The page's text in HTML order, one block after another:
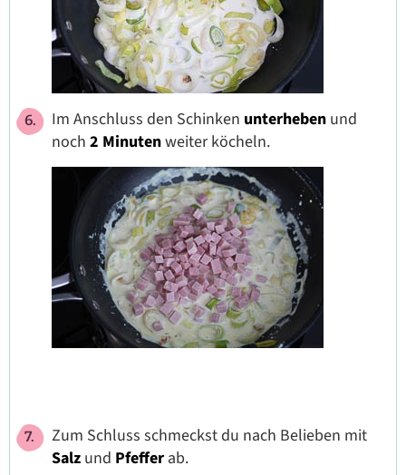
Im Anschluss den Schinken unterheben und
noch 2 Minutenweiter köcheln.
Zum Schluss schmeckst du nach Belieben mit
Salz und Pfeffer ab.